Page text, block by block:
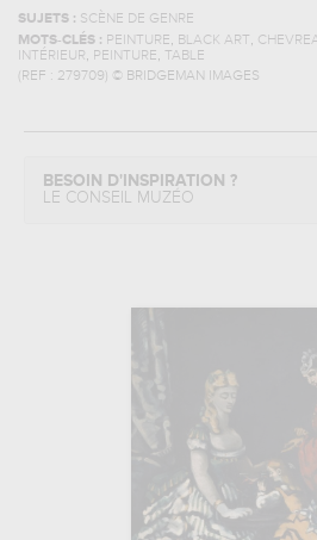
SUJETS : SCÈNE DE GENRE
MOTS-CLÉS : PEINTURE, BLACK ART,
INTÉRIEUR, PEINTURE, TABLE
(REF : 279709) © BRIDGEMAN IMAGES
BESOIN D'INSPIRATION ?
LE CONSEIL MUZÉO